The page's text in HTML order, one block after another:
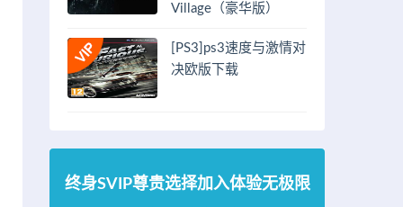
Village（豪华版）
[PS3]ps3速度与激情对
决欧版下载
终身SVIP尊贵选择加入体验无极限